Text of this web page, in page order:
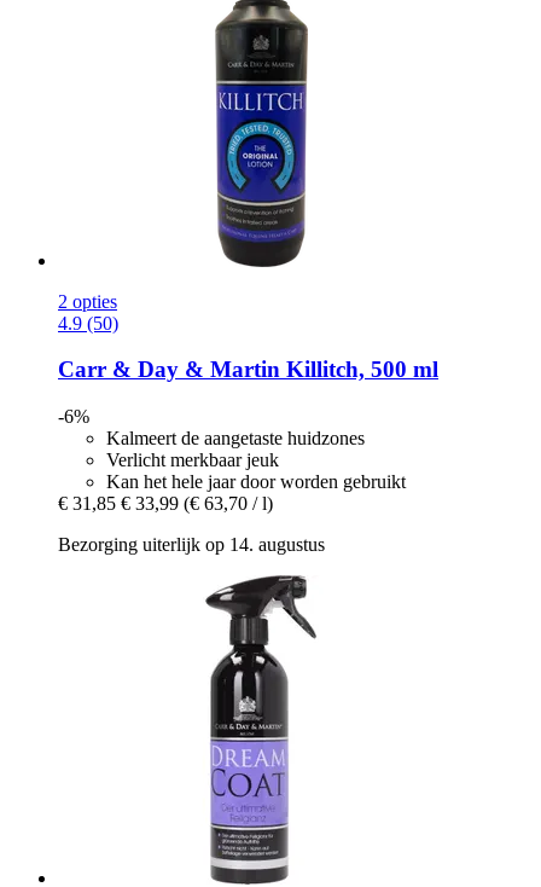
2 opties
4.9 (50)
Carr & Day & Martin Killitch, 500 ml
-6%
Kalmeert de aangetaste huidzones
Verlicht merkbaar jeuk
Kan het hele jaar door worden gebruikt
€ 31,85 € 33,99 (€ 63,70 / l)
Bezorging uiterlijk op 14. augustus